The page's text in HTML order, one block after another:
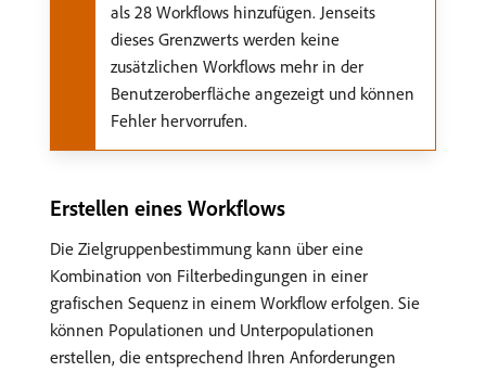
als 28 Workflows hinzufügen. Jenseits
dieses Grenzwerts werden keine
zusätzlichen Workflows mehr in der
Benutzeroberfläche angezeigt und können
Fehler hervorrufen.
Erstellen eines Workflows
Die Zielgruppenbestimmung kann über eine
Kombination von Filterbedingungen in einer
grafischen Sequenz in einem Workflow erfolgen. Sie
können Populationen und Unterpopulationen
erstellen, die entsprechend Ihren Anforderungen